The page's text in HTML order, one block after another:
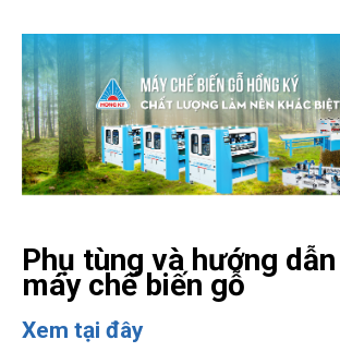
Phụ tùng và hướng
máy chế biến gỗ
Xem tại đây